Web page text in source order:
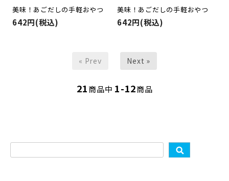
美味！あごだしの手軽おやつ
642円(税込)
美味！あごだしの手軽おやつ
642円(税込)
« Prev Next »
21商品中 1-12商品